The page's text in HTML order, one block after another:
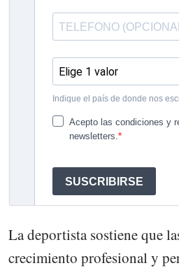
La deportista sostiene que
crecimiento profesional y